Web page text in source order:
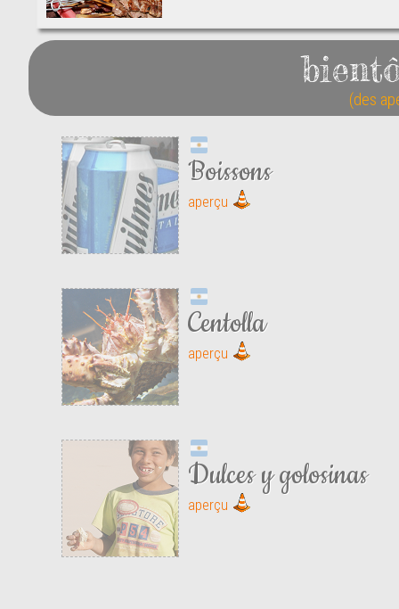
(des
Boissons
aperçu
Centolla
aperçu
Dulces y golosinas
aperçu